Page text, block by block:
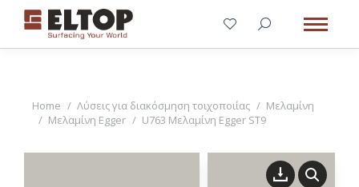
You are here:
Home Λύσεις για διακόσμηση τοιχοποιίας
Μελαμίνη
Μελαμίνη Egger
U763 Μελαμίνη Egger ST9